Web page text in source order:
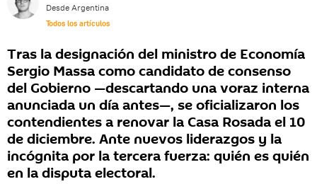
Desde Argentina
Todos los artículos
Tras la designación del ministro de Economía
Sergio Massa como candidato de consenso
del Gobierno —descartando una voraz interna
anunciada un día antes—, se oficializaron los
contendientes a renovar la Casa Rosada el 10
de diciembre. Ante nuevos liderazgos y la
incógnita por la tercera fuerza: quién es quién
en la disputa electoral.